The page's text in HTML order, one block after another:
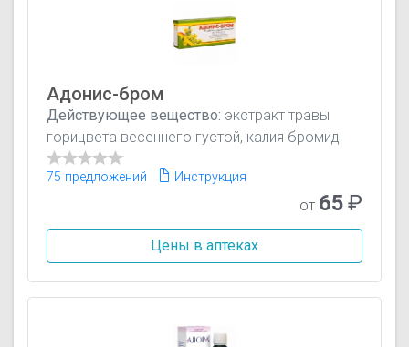
Адонис-бром
Действующее вещество: экстракт травы
горицвета весеннего густой, калия бромид
75 предложений Инструкция
от 65₽
Цены в аптеках